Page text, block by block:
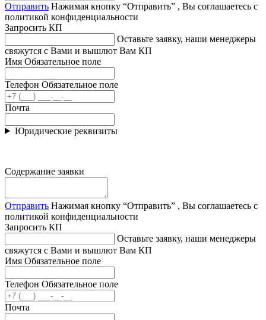
Отправить Нажимая кнопку “Отправить” , Вы соглашаетесь с
политикой конфиденциальности
Запросить КП
Оставьте заявку, наши менеджеры
свяжутся с Вами и вышлют Вам КП
Имя Обязательное поле
Телефон Обязательное поле
Почта
Юридические реквизиты
Содержание заявки
Отправить Нажимая кнопку “Отправить” , Вы соглашаетесь с
политикой конфиденциальности
Запросить КП
Оставьте заявку, наши менеджеры
свяжутся с Вами и вышлют Вам КП
Имя Обязательное поле
Телефон Обязательное поле
Почта